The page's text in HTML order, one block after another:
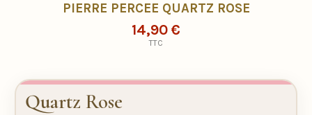
PIERRE PERCEE QUARTZ ROSE
14,90 €
TTC
Quartz Rose